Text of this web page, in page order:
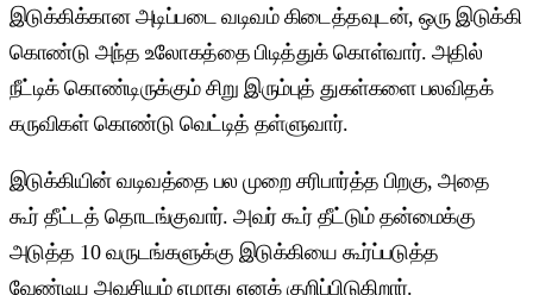
இடுக்கிக்கான அடிப்படை வடிவம் கிடைத்தவுடன், ஒரு இடுக்கி
கொண்டு அந்த உலோகத்தை பிடித்துக் கொள்வார். அதில்
நீட்டிக் கொண்டிருக்கும் சிறு இரும்புத் துகள்களை பலவிதக்
கருவிகள் கொண்டு வெட்டித் தள்ளுவார்.
இடுக்கியின் வடிவத்தை பல முறை சரிபார்த்த பிறகு, அதை
கூர் தீட்டத் தொடங்குவார். அவர் கூர் தீட்டும் தன்மைக்கு
அடுத்த 10 வருடங்களுக்கு இடுக்கியை கூர்ப்படுத்த
வேண்டிய அவசியம் எழாது எனக் குறிப்பிடுகிறார்.